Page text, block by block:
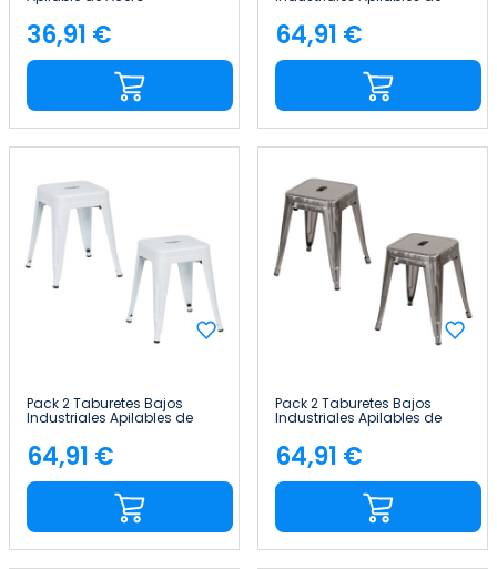
Precio
36,91 € Home
Precio
64,91 €
Pack 2 Taburetes Bajos
Industriales Apilables de
Acero 38x38x46cm Thinia
Home
Precio
64,91 €
Pack 2 Taburetes Bajos
Industriales Apilables de
Acero 38x38x46cm Thinia
Home
Precio
64,91 €